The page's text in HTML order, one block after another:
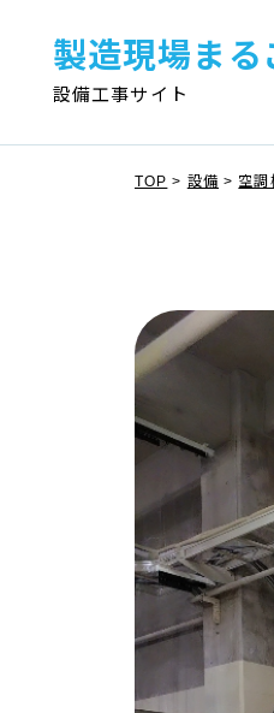
製造現場まる
設備工事サイト
TOP > 設備 > 空調